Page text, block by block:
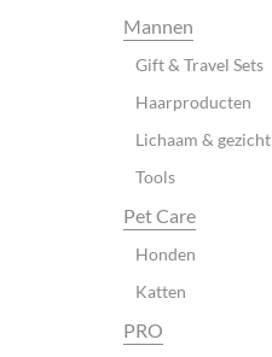
Mannen
Gift & Travel Sets
Haarproducten
Lichaam & gezicht
Tools
Pet Care
Honden
Katten
PRO